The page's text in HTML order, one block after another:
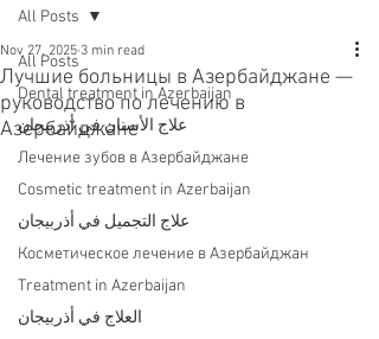
All Posts
Dental treatment in Azerbaijan
علاج الأسنان في أذربيجان
Лечение зубов в Азербайджане
Cosmetic treatment in Azerbaijan
علاج التجميل في أذربيجان
Косметическое лечение в Азербайджан
Treatment in Azerbaijan
العلاج في أذربيجان
All Posts
Лучшие больницы в Азербайджане —
руководство по лечению в
Азербайджане
Nov 27, 2025 3 min read